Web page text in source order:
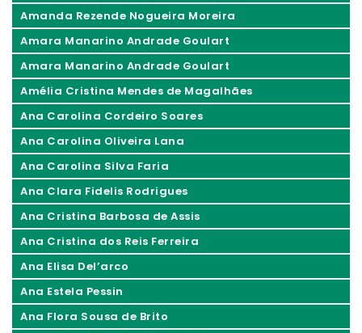
Amanda Rezende Nogueira Moreira
Amara Manarino Andrade Goulart
Amara Manarino Andrade Goulart
Amélia Cristina Mendes de Magalhães
Ana Carolina Cordeiro Soares
Ana Carolina Oliveira Lana
Ana Carolina Silva Faria
Ana Clara Fidelis Rodrigues
Ana Cristina Barbosa de Assis
Ana Cristina dos Reis Ferreira
Ana Elisa Del’arco
Ana Estela Pessin
Ana Flora Sousa de Brito